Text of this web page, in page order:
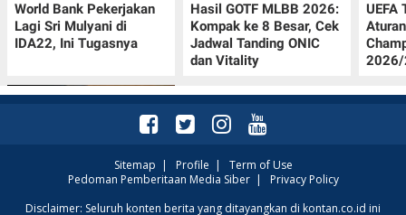
World Bank Pekerjakan
Lagi Sri Mulyani di
IDA22, Ini Tugasnya
Hasil GOTF MLBB 2026:
Kompak ke 8 Besar, Cek
Jadwal Tanding ONIC
dan Vitality
UEFA
2026/
Jadwal Persija vs Arema
Sitemap | Profile | Term of Use
Pedoman Pemberitaan Media Siber| Privacy Policy
Disclaimer: Seluruh konten berita yang ditayangkan di kontan.co.id ini